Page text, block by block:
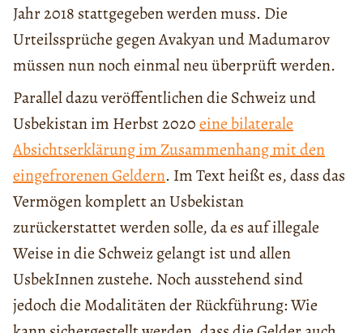
Jahr 2018 stattgegeben werden muss. Die
Urteilssprüche gegen Avakyan und Madumarov
müssen nun noch einmal neu überprüft werden.
Parallel dazu veröffentlichen die Schweiz und
Usbekistan im Herbst 2020eine bilaterale
Absichtserklärung im Zusammenhang mit den
eingefrorenen Geldern. Im Text heißt es, dass das
Vermögen komplett an Usbekistan
zurückerstattet werden solle, da es auf illegale
Weise in die Schweiz gelangt ist und allen
UsbekInnen zustehe. Noch ausstehend sind
jedoch die Modalitäten der Rückführung: Wie